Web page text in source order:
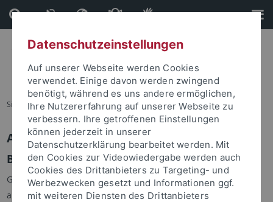
Direkt
zum
Inhalt
Direkt
zur
Fußleiste
Sie sind hier: Startseite
Anmelden
Benutzeranmeldung
Geben Sie Ihren Benutzernamen und Ihr Passwort an um sich
anzumelden:
Datenschutzeinstellungen
Auf unserer Webseite werden Cookies
verwendet. Einige davon werden zwingend
benötigt, während es uns andere ermöglichen,
Ihre Nutzererfahrung auf unserer Webseite zu
verbessern. Ihre getroffenen Einstellungen
können jederzeit in unserer
Datenschutzerklärung bearbeitet werden. Mit
den Cookies zur Videowiedergabe werden auch
Cookies des Drittanbieters zu Targeting- und
Werbezwecken gesetzt und Informationen ggf.
mit weiteren Diensten des Drittanbieters